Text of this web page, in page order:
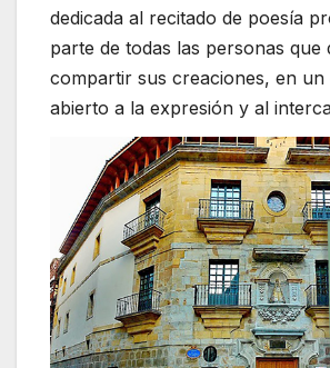
dedicada al recitado de poesía
parte de todas las personas que
compartir sus creaciones, en un
abierto a la expresión y al